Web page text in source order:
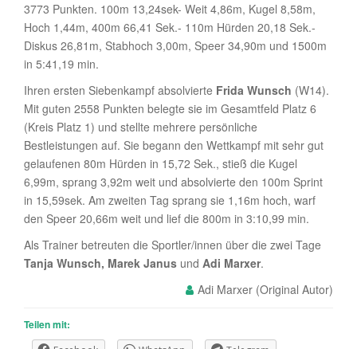
3773 Punkten. 100m 13,24sek- Weit 4,86m, Kugel 8,58m,
Hoch 1,44m, 400m 66,41 Sek.- 110m Hürden 20,18 Sek.-
Diskus 26,81m, Stabhoch 3,00m, Speer 34,90m und 1500m
in 5:41,19 min.
Ihren ersten Siebenkampf absolvierte Frida Wunsch (W14).
Mit guten 2558 Punkten belegte sie im Gesamtfeld Platz 6
(Kreis Platz 1) und stellte mehrere persönliche
Bestleistungen auf. Sie begann den Wettkampf mit sehr gut
gelaufenen 80m Hürden in 15,72 Sek., stieß die Kugel
6,99m, sprang 3,92m weit und absolvierte den 100m Sprint
in 15,59sek. Am zweiten Tag sprang sie 1,16m hoch, warf
den Speer 20,66m weit und lief die 800m in 3:10,99 min.
Als Trainer betreuten die Sportler/innen über die zwei Tage
Tanja Wunsch, Marek Janus und Adi Marxer.
Adi Marxer
Teilen mit: